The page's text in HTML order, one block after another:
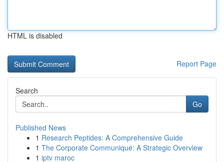
HTML is disabled
Report Page
Search
Go
Published News
1 Research Peptides: A Comprehensive Guide
1 The Corporate Communiqué: A Strategic Overview
1 iptv maroc